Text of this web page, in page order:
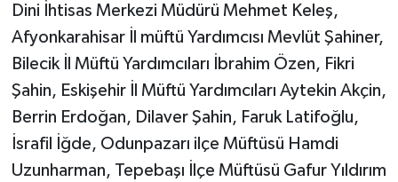
Dini İhtisas Merkezi Müdürü Mehmet Keleş,
Afyonkarahisar İl müftü Yardımcısı Mevlüt Şahiner,
Bilecik İl Müftü Yardımcıları İbrahim Özen, Fikri
Şahin, Eskişehir İl Müftü Yardımcıları Aytekin Akçin,
Berrin Erdoğan, Dilaver Şahin, Faruk Latifoğlu,
İsrafil İğde, Odunpazarı ilçe Müftüsü Hamdi
Uzunharman, Tepebaşı İlçe Müftüsü Gafur Yıldırım